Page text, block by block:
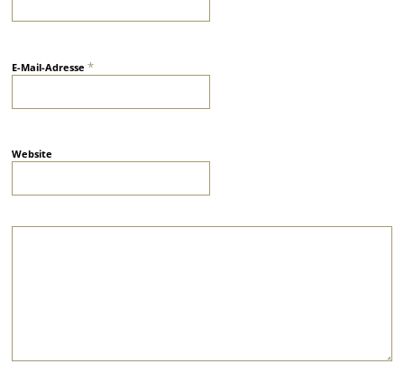
E-Mail-Adresse*
Website